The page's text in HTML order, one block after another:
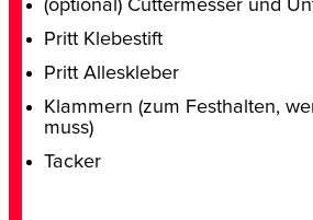
(optional) Cuttermesser und
Pritt Klebestift
Pritt Alleskleber
Klammern (zum Festhalten,
muss)
Tacker